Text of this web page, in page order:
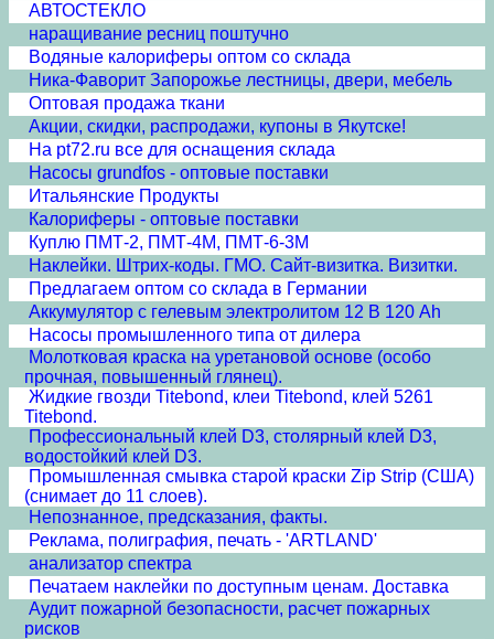
АВТОСТЕКЛО
наращивание ресниц поштучно
Водяные калориферы оптом со склада
Ника-Фаворит Запорожье лестницы, двери, мебель
Оптовая продажа ткани
Акции, скидки, распродажи, купоны в Якутске!
На pt72.ru все для оснащения склада
Насосы grundfos - оптовые поставки
Итальянские Продукты
Калориферы - оптовые поставки
Куплю ПМТ-2, ПМТ-4М, ПМТ-6-3М
Наклейки. Штрих-коды. ГМО. Сайт-визитка. Визитки.
Предлагаем oптом со склада в Германии
Аккумулятор с гелевым электролитом 12 В 120 Ah
Насосы промышленного типа от дилера
Молотковая краска на уретановой основе (особо
прочная, повышенный глянец).
Жидкие гвозди Titebond, клеи Titebond, клей 5261
Titebond.
Профессиональный клей D3, столярный клей D3,
водостойкий клей D3.
Промышленная смывка старой краски Zip Strip (США)
(снимает до 11 слоев).
Непознанное, предсказания, факты.
Реклама, полиграфия, печать - 'ARTLAND'
анализатор спектра
Печатаем наклейки по доступным ценам. Доставка
Аудит пожарной безопасности, расчет пожарных
рисков